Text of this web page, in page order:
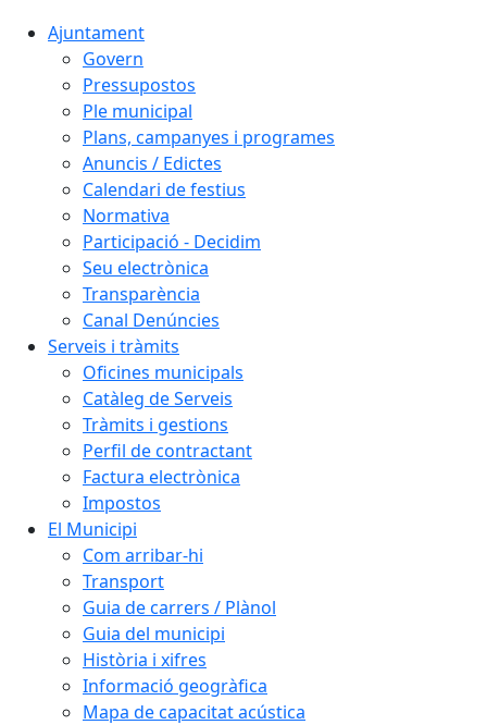
Ajuntament
Govern
Pressupostos
Ple municipal
Plans, campanyes i programes
Anuncis / Edictes
Calendari de festius
Normativa
Participació - Decidim
Seu electrònica
Transparència
Canal Denúncies
Serveis i tràmits
Oficines municipals
Catàleg de Serveis
Tràmits i gestions
Perfil de contractant
Factura electrònica
Impostos
El Municipi
Com arribar-hi
Transport
Guia de carrers / Plànol
Guia del municipi
Història i xifres
Informació geogràfica
Mapa de capacitat acústica